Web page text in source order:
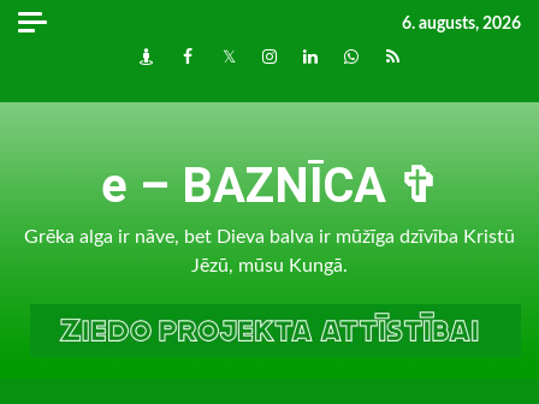
Skip
6. augusts, 2026
DraugiemFacebook
TwitterInstagram
LinkedInwhatsapp
RSS
e – BAZNĪCA ✞
Grēka alga ir nāve, bet Dieva balva ir mūžīga dzīvība Kristū
Jēzū, mūsu Kungā.